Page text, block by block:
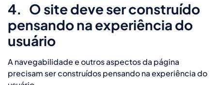
4. O site deve ser construído
pensando na experiência do
usuário
A navegabilidade e outros aspectos da página
precisam ser construídos pensando na experiência do